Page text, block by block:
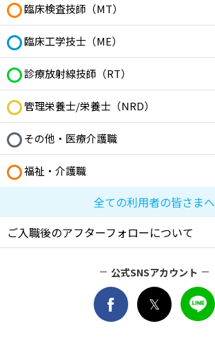
臨床検査技師（MT）
臨床工学技士（ME）
診療放射線技師（RT）
管理栄養士/栄養士（NRD）
その他・医療介護職
福祉・介護職
全ての利用者の皆さまへ
ご入職後のアフターフォローについて
公式SNSアカウント